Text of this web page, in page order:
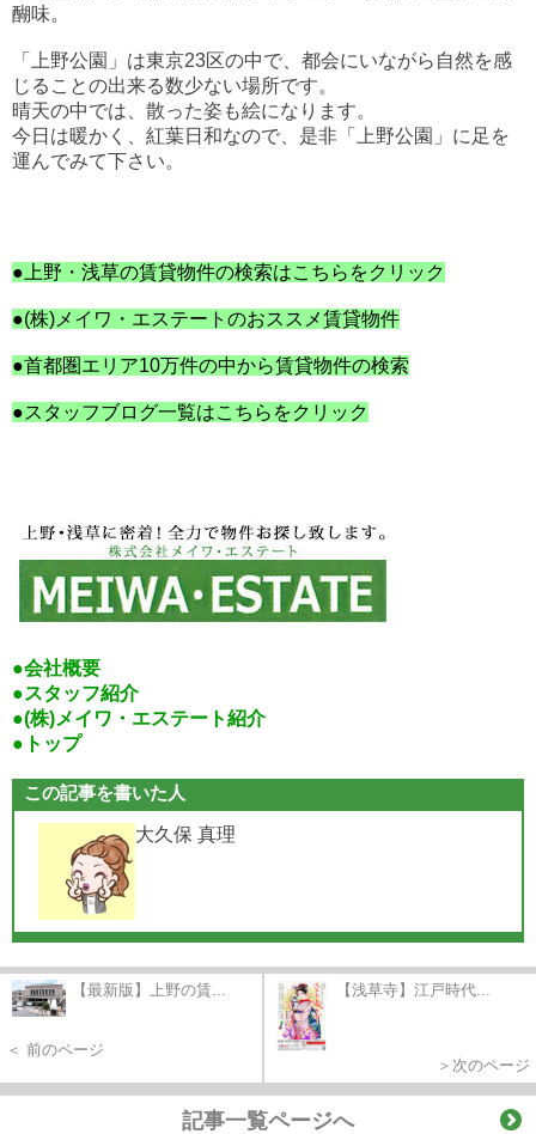
醐味。
「上野公園」は東京23区の中で、都会にいながら自然を感
じることの出来る数少ない場所です。
晴天の中では、散った姿も絵になります。
今日は暖かく、紅葉日和なので、是非 「上野公園」に足を
運んでみて下さい。
●上野・浅草の賃貸物件の検索はこちらをクリック
●(株)メイワ・エステートのおススメ賃貸物件
●首都圏エリア10万件の中から賃貸物件の検索
●スタッフブログ一覧はこちらをクリック
●会社概要
●スタッフ紹介
●(株)メイワ・エステート紹介
●トップ
この記事を書いた人
大久保 真理
【最新版】上野の賃...
＜ 前のページ
【浅草寺】江戸時代...
＞次のページ
記事一覧ページへ